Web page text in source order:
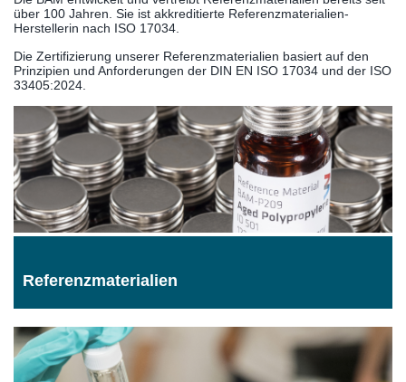
über 100 Jahren. Sie ist akkreditierte Referenzmaterialien-
Herstellerin nach ISO 17034.
Die Zertifizierung unserer Referenzmaterialien basiert auf den
Prinzipien und Anforderungen der DIN EN ISO 17034 und der ISO
33405:2024.
Referenzmaterialien